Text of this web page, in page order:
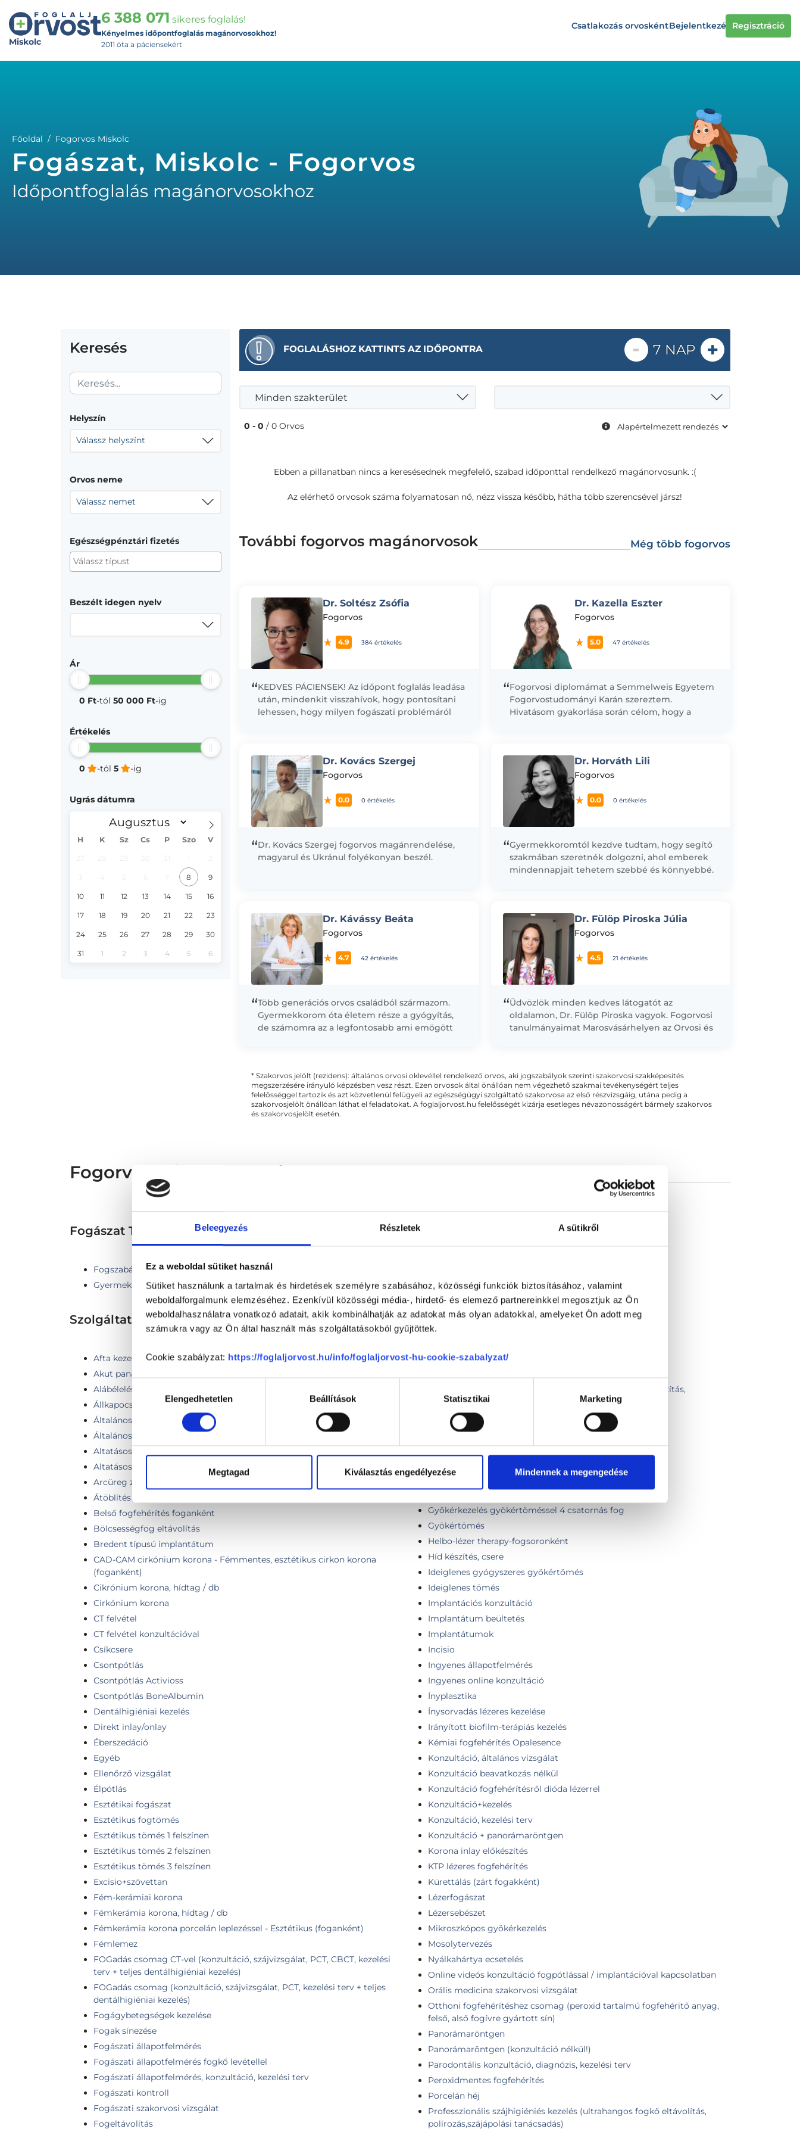
Beleegyezés Részletek A sütikről
Ez a weboldal sütiket használ
Sütiket használunk a tartalmak és hirdetések személyre szabásához, közösségi funkciók biztosításához, valamint
weboldalforgalmunk elemzéséhez. Ezenkívül közösségi média-, hirdető- és elemező partnereinkkel megosztjuk az Ön
weboldalhasználatra vonatkozó adatait, akik kombinálhatják az adatokat más olyan adatokkal, amelyeket Ön adott meg
számukra vagy az Ön által használt más szolgáltatásokból gyűjtöttek.
Cookie szabályzat: https://foglaljorvost.hu/info/foglaljorvost-hu-cookie-szabalyzat/
kiválasztásaElengedhetetlen Beállítások Statisztikai Marketing
Megtagad Kiválasztás engedélyezése Mindennek a megengedése
Miskolc
6 388 071 sikeres foglalás!
Kényelmes időpontfoglalás magánorvosokhoz!
2011 óta a páciensekért
Csatlakozás orvoskéntBejelentkezés Regisztráció
Főoldal Fogorvos Miskolc
Fogászat, Miskolc - Fogorvos
Időpontfoglalás magánorvosokhoz
Keresés
Helyszín
Válassz helyszínt
Orvos neme
Válassz nemet
Egészségpénztári fizetés
Beszélt idegen nyelv
Ár
0 Ft-tól 50 000 Ft-ig
Értékelés
0 -tól 5 -ig
Ugrás dátumra
H K Sz Cs P Szo V
8 9
10 11 12 13 14 15 16
17 18 19 20 21 22 23
24 25 26 27 28 29 30
31 1 2 3 4 5 6
FOGLALÁSHOZ KATTINTS AZ IDŐPONTRA - 7 NAP +
Minden szakterület
0 - 0 / 0 Orvos
Ebben a pillanatban nincs a keresésednek megfelelő, szabad időponttal rendelkező magánorvosunk. :(
Az elérhető orvosok száma folyamatosan nő, nézz vissza később, hátha több szerencsével jársz!
További fogorvos magánorvosok Még több fogorvos
Dr. Soltész Zsófia
Fogorvos
4.9 384 értékelés
“KEDVES PÁCIENSEK! Az időpont foglalás leadása
után, mindenkit visszahívok, hogy pontosítani
lehessen, hogy milyen fogászati problémáról
Dr. Kazella Eszter
Fogorvos
5.0 47 értékelés
“Fogorvosi diplomámat a Semmelweis Egyetem
Fogorvostudományi Karán szereztem.
Hivatásom gyakorlása során célom, hogy a
Dr. Kovács Szergej
Fogorvos
0.0 0 értékelés
“Dr. Kovács Szergej fogorvos magánrendelése,
magyarul és Ukránul folyékonyan beszél.
Dr. Horváth Lili
Fogorvos
0.0 0 értékelés
“Gyermekkoromtól kezdve tudtam, hogy segítő
szakmában szeretnék dolgozni, ahol emberek
mindennapjait tehetem szebbé és könnyebbé.
Dr. Kávássy Beáta
Fogorvos
4.7 42 értékelés
“Több generációs orvos családból származom.
Gyermekkorom óta életem része a gyógyítás,
de számomra az a legfontosabb ami emögött
Dr. Fülöp Piroska Júlia
Fogorvos
4.5 21 értékelés
“Üdvözlök minden kedves látogatót az
oldalamon, Dr. Fülöp Piroska vagyok. Fogorvosi
tanulmányaimat Marosvásárhelyen az Orvosi és
* Szakorvos jelölt (rezidens): általános orvosi oklevéllel rendelkező orvos, aki jogszabályok szerinti szakorvosi szakképesítés
megszerzésére irányuló képzésben vesz részt. Ezen orvosok által önállóan nem végezhető szakmai tevékenységért teljes
felelősséggel tartozik és azt közvetlenül felügyeli az egészségügyi szolgáltató szakorvosa az első részvizsgáig, utána pedig a
szakorvosjelölt önállóan láthat el feladatokat. A foglaljorvost.hu felelősségét kizárja esetleges névazonosságért bármely szakorvos
és szakorvosjelölt esetén.
Fogorvos Miskolc - Fogászat
Fogászat TERÜLETHEZ KAPCSOLÓDÓ SZAKTERÜLETEK
Fogszabályozás
Gyermekfogászat
Szolgáltatások
Afta kezelés
Akut panasz
Alábélelés
Állkapocsízületi vizsgálat, harapásemelő sín
Általános fogászati ellátás, konzultáció
Általános fogászati problémák
Altatásos fogászati kezelés
Altatásos fogászati kezelés konzultáció
Arcüreg zárása
Átöblítés
Belső fogfehérítés foganként
Bölcsességfog eltávolítás
Bredent típusú implantátum
CAD-CAM cirkónium korona - Fémmentes, esztétikus cirkon korona
(foganként)
Cikrónium korona, hídtag / db
Cirkónium korona
CT felvétel
CT felvétel konzultációval
Csíkcsere
Csontpótlás
Csontpótlás Activioss
Csontpótlás BoneAlbumin
Dentálhigiéniai kezelés
Direkt inlay/onlay
Éberszedáció
Egyéb
Ellenőrző vizsgálat
Élpótlás
Esztétikai fogászat
Esztétikus fogtömés
Esztétikus tömés 1 felszínen
Esztétikus tömés 2 felszínen
Esztétikus tömés 3 felszínen
Excisio+szövettan
Fém-kerámiai korona
Fémkerámia korona, hídtag / db
Fémkerámia korona porcelán leplezéssel - Esztétikus (foganként)
Fémlemez
FOGadás csomag CT-vel (konzultáció, szájvizsgálat, PCT, CBCT, kezelési
terv + teljes dentálhigiéniai kezelés)
FOGadás csomag (konzultáció, szájvizsgálat, PCT, kezelési terv + teljes
dentálhigiéniai kezelés)
Fogágybetegségek kezelése
Fogak sínezése
Fogászati állapotfelmérés
Fogászati állapotfelmérés fogkő levétellel
Fogászati állapotfelmérés, konzultáció, kezelési terv
Fogászati kontroll
Fogászati szakorvosi vizsgálat
Fogeltávolítás
Frenulectomia
Gépi gyökérkezelés megkezdése (fogbél megnyitása, tisztítás,
gyógyszeres tömés, ideiglenes tömés)
Góckutatás
Gradia inlay, onlay
Gyökérkezelés
Gyökérkezelés gyökértöméssel 2 csatornás fog
Gyökérkezelés gyökértöméssel 4 csatornás fog
Gyökértömés
Helbo-lézer therapy-fogsoronként
Híd készítés, csere
Ideiglenes gyógyszeres gyökértömés
Ideiglenes tömés
Implantációs konzultáció
Implantátum beültetés
Implantátumok
Incisio
Ingyenes állapotfelmérés
Ingyenes online konzultáció
Ínyplasztika
Ínysorvadás lézeres kezelése
Irányított biofilm-terápiás kezelés
Kémiai fogfehérítés Opalesence
Konzultáció, általános vizsgálat
Konzultáció beavatkozás nélkül
Konzultáció fogfehérítésről dióda lézerrel
Konzultáció+kezelés
Konzultáció, kezelési terv
Konzultáció + panorámaröntgen
Korona inlay előkészítés
KTP lézeres fogfehérítés
Kürettálás (zárt fogakként)
Lézerfogászat
Lézersebészet
Mikroszkópos gyökérkezelés
Mosolytervezés
Nyálkahártya ecsetelés
Online videós konzultáció fogpótlással / implantációval kapcsolatban
Orális medicina szakorvosi vizsgálat
Otthoni fogfehérítéshez csomag (peroxid tartalmú fogfehéritő anyag,
felső, alső fogívre gyártott sín)
Panorámaröntgen
Panorámaröntgen (konzultáció nélkül!)
Parodontális konzultáció, diagnózis, kezelési terv
Peroxidmentes fogfehérítés
Porcelán héj
Professzionális szájhigiéniés kezelés (ultrahangos fogkő eltávolítás,
polírozás,szájápolási tanácsadás)